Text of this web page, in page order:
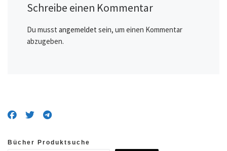
Schreibe einen Kommentar
Du musst angemeldet sein, um einen Kommentar
abzugeben.
Bücher Produktsuche